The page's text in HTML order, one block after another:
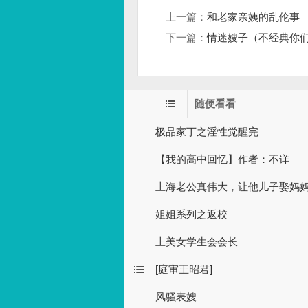
上一篇： 和老家亲姨的乱伦事
下一篇：情迷嫂子（不经典你们
随便看看
极品家丁之淫性觉醒完
【我的高中回忆】作者：不详
上海老公真伟大，让他儿子娶妈
姐姐系列之返校
上美女学生会会长
[庭审王昭君]
风骚表嫂